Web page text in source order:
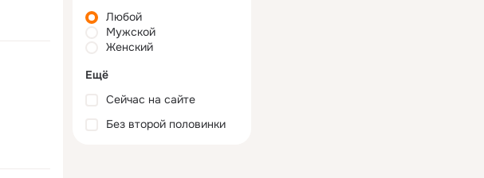
Любой
Мужской
Женский
Ещё
Сейчас на сайте
Без второй половинки